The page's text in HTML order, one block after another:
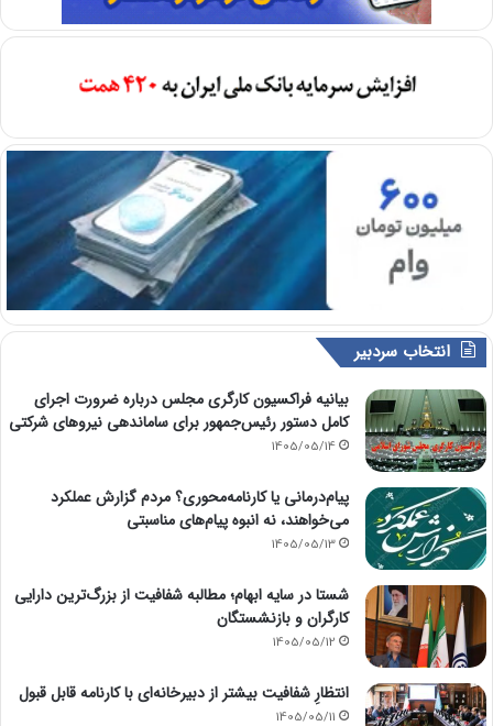
انتخاب سردبیر
بیانیه فراکسیون کارگری مجلس درباره ضرورت اجرای
کامل دستور رئیس‌جمهور برای ساماندهی نیروهای شرکتی
1405/05/14
پیام‌درمانی یا کارنامه‌محوری؟ مردم گزارش عملکرد
می‌خواهند، نه انبوه پیام‌های مناسبتی
1405/05/13
شستا در سایه ابهام؛ مطالبه شفافیت از بزرگ‌ترین دارایی
کارگران و بازنشستگان
1405/05/12
انتظارِ شفافیت بیشتر از دبیرخانه‌ای با کارنامه قابل قبول
1405/05/11